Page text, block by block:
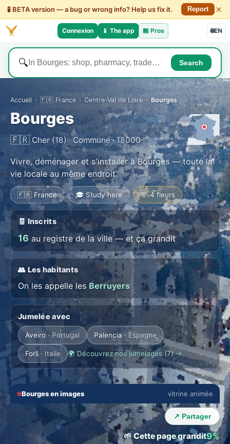
🧪 BETA version — a bug or wrong info? Help us fix it. Report ×
Connexion 📱 The app 🏪 Pros 🌐EN
🔍 Search
Accueil › 🇫🇷 France › Centre-Val de Loire › Bourges
Bourges
🇫🇷 Cher (18) · Commune · 18000
Vivre, déménager et s'installer à Bourges — toute la
vie locale au même endroit.
🇫🇷 France 🎓 Study here 🌸 4 fleurs
🧾 Inscrits
16 au registre de la ville — et ça grandit
👥 Les habitants
On les appelle les Berruyers
Jumelée avec
Aveiro · Portugal Palencia· Espagne
Forlì · Italie 🌍 Découvrez nos jumelages (7) →
Bourges en images vitrine animée
💬 THE TOWN LOUNGE
Talk with Bourges locals
Everyone in their language · auto translation →
›
🔇 ⛶
↗ Partager
🌱 Cette page grandit9%